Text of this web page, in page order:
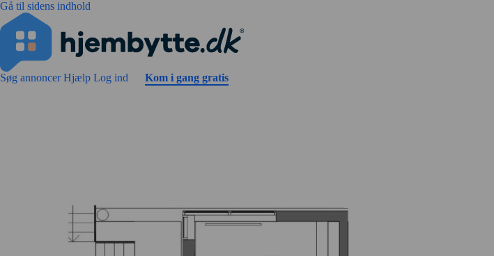
Gå til sidens indhold
Søg annoncerHjælp Log ind Kom i gang gratis